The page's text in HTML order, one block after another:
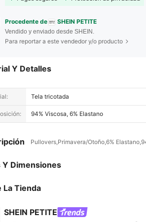
Procedente de SHEIN PETITE
Vendido y enviado desde SHEIN.
Para reportar a este vendedor y/o producto
Y Detalles
Tela tricotada
94% Viscosa, 6% Elastano
Pullovers,Primavera/Otoño,6%
Y Dimensiones
La Tienda
SHEIN PETITE
4.86
4.86 10K